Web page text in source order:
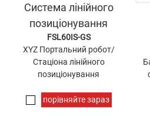
Система лінійного
позиціонування
FSL60IS-GS
XYZ Портальний робот/
Стаціона лінійного
позиціонування
порівняйте зараз